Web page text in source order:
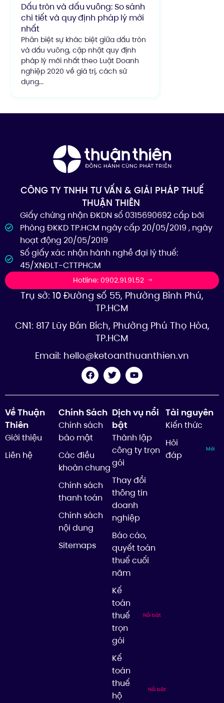
Dấu tròn và dấu vuông: So sánh
chi tiết và quy định pháp lý mới
nhất
Phân biệt sự khác biệt giữa dấu tròn
và dấu vuông, cập nhật quy định
pháp lý mới nhất theo Luật Doanh
nghiệp 2020 về giá trị, cách sử
dụng...
CÔNG TY TNHH TƯ VẤN & GIẢI PHÁP THUẾ
THUẬN THIÊN
Giấy chứng nhận ĐKDN số 0315690692 cấp bởi
Phòng ĐKKD TP.HCM ngày cấp 20/05/2019 , ngày
hoạt động 20/05/2019
Số giấy xác nhận hành nghề đại lý thuế:
45/XNĐLT-CTTPHCM
Hotline: 0902.91.91.52
Trụ sở: 10 Đường số 55, Phường Bình Phú,
TP.HCM
CN1: 817 Lũy Bán Bích, Phường Phú Thọ Hòa,
TP.HCM
Email: hello@ketoanthuanthien.vn
Về Thuận
Thiên
Giới thiệu
Liên hệ
Chính Sách
Chính sách
bảo mật
Các điều
khoản chung
Chính sách
thanh toán
Chính sách
nội dung
Sitemaps
Dịch vụ nổi
bật
Thành lập
công ty trọn
gói
Thay đổi
thông tin
doanh
nghiệp
Báo cáo,
quyết toán
thuế cuối
năm
Kế
toán
thuế
trọn
gói
Nổi bật
Kế
toán
thuế
hộ
Nổi bật
Tài nguyên
Kiến thức
Hỏi
đáp
Mới